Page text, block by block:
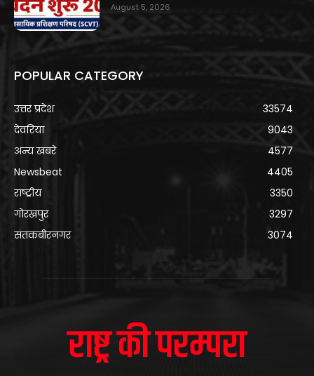
August 5, 2026
POPULAR CATEGORY
उत्तर प्रदेश
33574
देवरिया
9043
अन्य खबरे
4577
Newsbeat
4405
राष्ट्रीय
3350
गोरखपुर
3297
संतकबीरनगर
3074